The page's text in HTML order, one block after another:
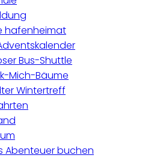
hafenheimat
Bus-Shuttle
Mich-Bäume
Wintertreff
Abenteuer buchen